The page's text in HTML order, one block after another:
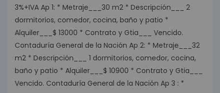
3%+IVA Ap 1: * Metraje___30 m2 * Descripción___ 2
dormitorios, comedor, cocina, baño y patio *
Alquiler___$ 13000 * Contrato y Gtia___ Vencido.
Contaduría General de la Nación Ap 2: * Metraje___32
m2 * Descripción___ 1 dormitorios, comedor, cocina,
baño y patio * Alquiler___$ 10900 * Contrato y Gtia___
Vencido. Contaduría General de la Nación Ap 3 : *